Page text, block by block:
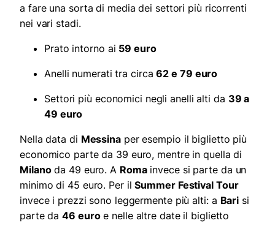
a fare una sorta di media dei settori più ricorrenti
nei vari stadi.
Prato intorno ai 59 euro
Anelli numerati tra circa62 e 79 euro
Settori più economici negli anelli alti da 39 a
49 euro
Nella data di Messinaper esempio il biglietto più
economico parte da 39 euro, mentre in quella di
Milanoda 49 euro. A Romainvece si parte da un
minimo di 45 euro. Per ilSummer Festival Tour
invece i prezzi sono leggermente più alti: a Bari si
parte da46 euroe nelle altre date il biglietto